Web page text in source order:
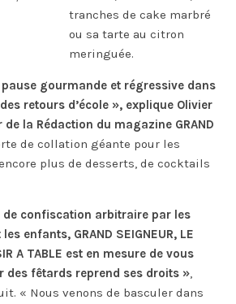
tranches de cake marbré
ou sa tarte au citron
meringuée.
gourmande et régressive dans
retours d’école », explique Olivier
la Rédaction du magazine GRAND
de collation géante pour les
plus de desserts, de cocktails
de confiscation arbitraire par les
enfants, GRAND SEIGNEUR, LE
A TABLE est en mesure de vous
des fêtards reprend ses droits »,
« Nous venons de basculer dans